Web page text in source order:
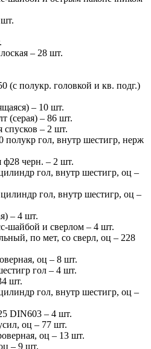
– 28 шт.
(с полукр. головкой и кв. подг.)
– 10 шт.
(серая) – 86 шт.
спусков – 2 шт.
гол, внутр шестигр, нерж
ф28 черн. – 2 шт.
гол, внутр шестигр, оц –
гол, внутр шестигр, оц –
– 4 шт.
шайбой и сверлом – 4 шт.
по мет, со сверл, оц – 228
оц – 8 шт.
гол – 4 шт.
шт.
гол, внутр шестигр, оц –
DIN603 – 4 шт.
оц – 77 шт.
оц – 13 шт.
– 9 шт.